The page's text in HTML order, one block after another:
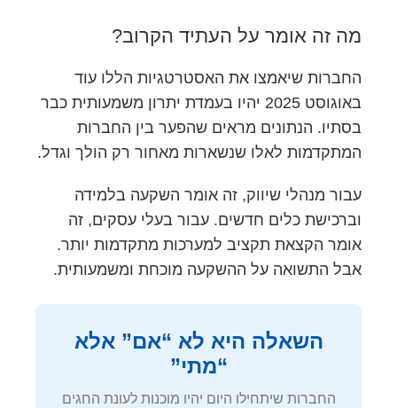
מה זה אומר על העתיד הקרוב?
החברות שיאמצו את האסטרטגיות הללו עוד
באוגוסט 2025 יהיו בעמדת יתרון משמעותית כבר
בסתיו. הנתונים מראים שהפער בין החברות
המתקדמות לאלו שנשארות מאחור רק הולך וגדל.
עבור מנהלי שיווק, זה אומר השקעה בלמידה
וברכישת כלים חדשים. עבור בעלי עסקים, זה
אומר הקצאת תקציב למערכות מתקדמות יותר.
אבל התשואה על ההשקעה מוכחת ומשמעותית.
השאלה היא לא “אם” אלא
“מתי”
החברות שיתחילו היום יהיו מוכנות לעונת החגים